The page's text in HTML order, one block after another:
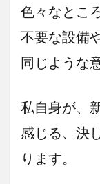
色々なとこ
不要な設備
同じような
私自身が、
感じる、決
ります。